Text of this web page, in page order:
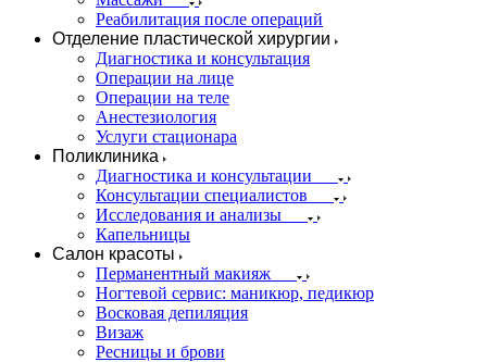
Реабилитация после операций
Отделение пластической хирургии
Диагностика и консультация
Операции на лице
Операции на теле
Анестезиология
Услуги стационара
Поликлиника
Диагностика и консультации
Консультации специалистов
Исследования и анализы
Капельницы
Салон красоты
Перманентный макияж
Ногтевой сервис: маникюр, педикюр
Восковая депиляция
Визаж
Ресницы и брови